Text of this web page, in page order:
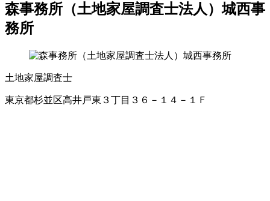
森事務所（土地家屋調査士法人）城西事
務所
土地家屋調査士
東京都杉並区高井戸東３丁目３６－１４－１Ｆ